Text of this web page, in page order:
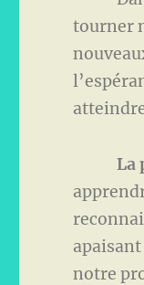
tourner
La
notre